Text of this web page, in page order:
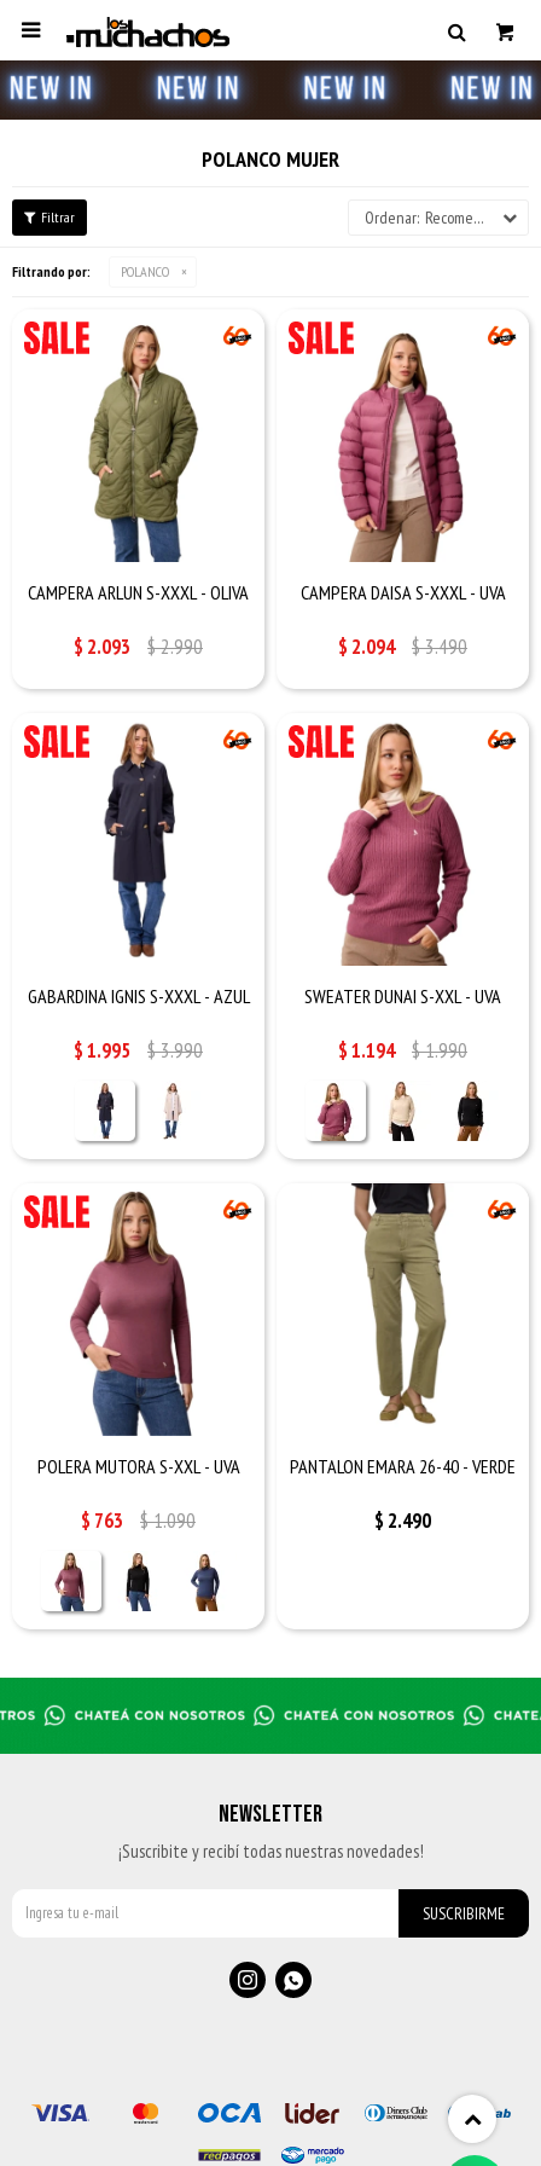

POLANCO MUJER
Recomendados
Filtrando por: POLANCO
CAMPERA ARLUN S-XXXL - OLIVA
$ 2.093 $2.990
CAMPERA DAISA S-XXXL - UVA
$ 2.094 $3.490
GABARDINA IGNIS S-XXXL - AZUL
$1.995 $3.990
SWEATER DUNAI S-XXL - UVA
$1.194 $1.990
POLERA MUTORA S-XXL - UVA
$ 763 $1.090
PANTALON EMARA 26-40 - VERDE
$ 2.490
NEWSLETTER
¡Suscribite y recibí todas nuestras novedades!
SUSCRIBIRME
 